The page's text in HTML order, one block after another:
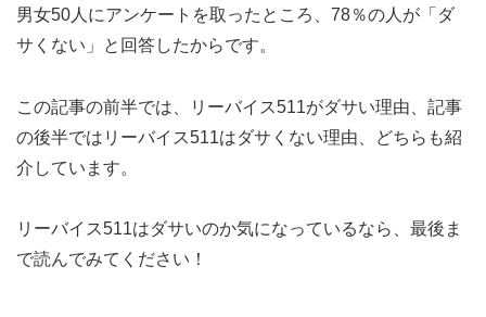
男女50人にアンケートを取ったところ、78％の人が「ダ
サくない」と回答したからです。
この記事の前半では、リーバイス511がダサい理由、記事
の後半ではリーバイス511はダサくない理由、どちらも紹
介しています。
リーバイス511はダサいのか気になっているなら、最後ま
で読んでみてください！